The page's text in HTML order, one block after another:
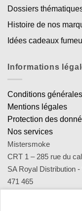
Dossiers
Histoire de nos
Idées cadeaux
Informations
Conditions générales
Mentions légales
Protection des
Nos services
Mistersmoke
CRT 1 – 285 rue du
SA Royal Distribution
471 465